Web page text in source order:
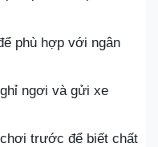
phù hợp với ngân
ngơi và gửi xe
trước để biết chất